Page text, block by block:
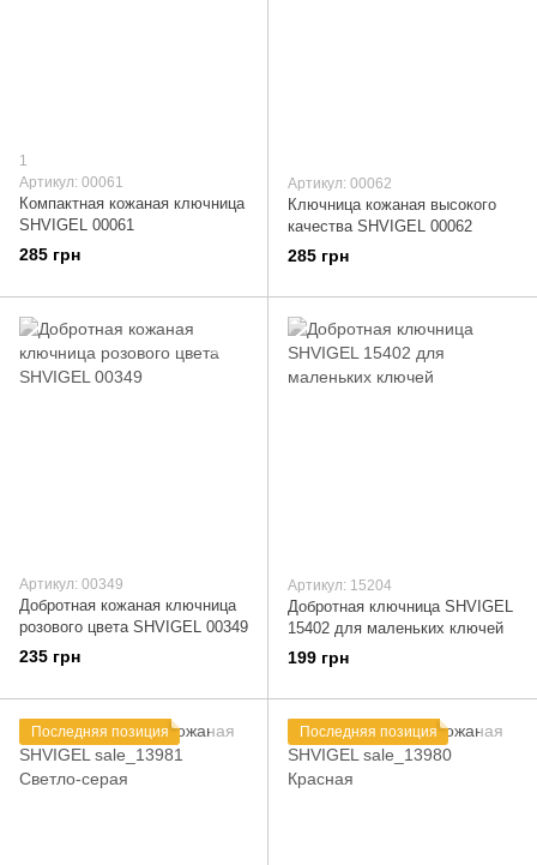
1
Артикул: 00061
Компактная кожаная ключница
SHVIGEL 00061
285 грн
Артикул: 00062
Ключница кожаная высокого
качества SHVIGEL 00062
285 грн
Артикул: 00349
Добротная кожаная ключница
розового цвета SHVIGEL 00349
235 грн
Артикул: 15204
Добротная ключница SHVIGEL
15402 для маленьких ключей
199 грн
Последняя позиция Последняя позиция